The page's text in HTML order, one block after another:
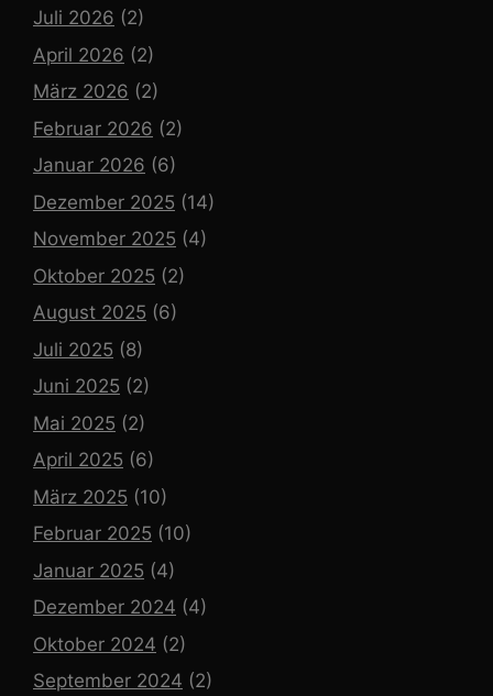
Juli 2026 (2)
April 2026 (2)
März 2026 (2)
Februar 2026 (2)
Januar 2026 (6)
Dezember 2025 (14)
November 2025 (4)
Oktober 2025 (2)
August 2025 (6)
Juli 2025 (8)
Juni 2025 (2)
Mai 2025 (2)
April 2025 (6)
März 2025 (10)
Februar 2025 (10)
Januar 2025 (4)
Dezember 2024 (4)
Oktober 2024 (2)
September 2024 (2)